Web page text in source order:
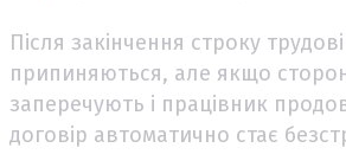
Після закінчення строку
припиняються, але якщо
заперечують і працівник
договір автоматично стає